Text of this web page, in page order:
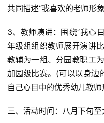
共同描述“我喜欢的老师形象
3、教师演讲：围绕“我心
年级组组织教师展开演讲
教辅为一组、分园教职工
加园级比赛。(可以以身边
自己心目中的优秀幼儿教师
三、活动时间：八月下旬至